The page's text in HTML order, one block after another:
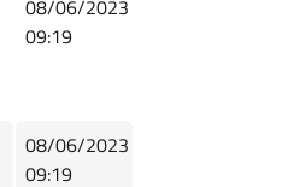
08/06/2023
09:19
08/06/2023
09:19